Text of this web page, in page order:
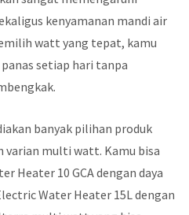
kenyamanan mandi air
watt yang tepat, kamu
setiap hari tanpa
banyak pilihan produk
varian multi watt. Kamu bisa
Heater 10 GCA dengan daya
Water Heater 15L dengan